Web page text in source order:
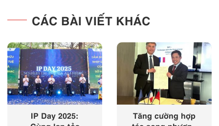
CÁC BÀI VIẾT KHÁC
IP Day 2025:
Tăng cường hợp